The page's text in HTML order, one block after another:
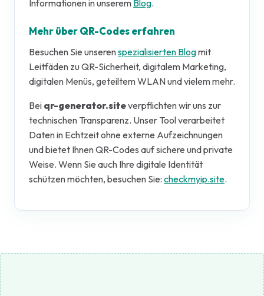
Informationen in unserem Blog.
Mehr über QR-Codes erfahren
Besuchen Sie unserenspezialisierten Blogmit
Leitfäden zu QR-Sicherheit, digitalem Marketing,
digitalen Menüs, geteiltem WLAN und vielem mehr.
Bei qr-generator.siteverpflichten wir uns zur
technischen Transparenz. Unser Tool verarbeitet
Daten in Echtzeit ohne externe Aufzeichnungen
und bietet Ihnen QR-Codes auf sichere und private
Weise. Wenn Sie auch Ihre digitale Identität
schützen möchten, besuchen Sie: checkmyip.site.